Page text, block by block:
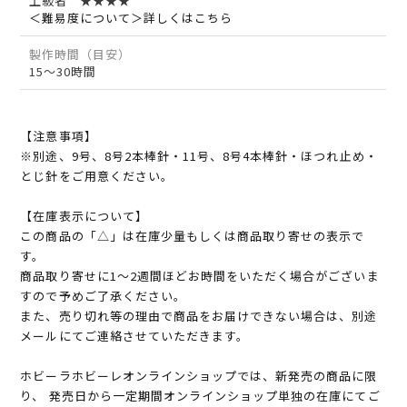
＜難易度について＞詳しくはこちら
製作時間（目安）
15～30時間
【注意事項】
※別途、9号、8号2本棒針・11号、8号4本棒針・ほつれ止め・
とじ針をご用意ください。
【在庫表示について】
この商品の「△」は在庫少量もしくは商品取り寄せの表示で
す。
商品取り寄せに1～2週間ほどお時間をいただく場合がございま
すので予めご了承ください。
また、売り切れ等の理由で商品をお届けできない場合は、別途
メールにてご連絡させていただきます。
ホビーラホビーレオンラインショップでは、新発売の商品に限
り、 発売日から一定期間オンラインショップ単独の在庫にてご